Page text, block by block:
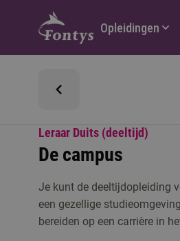
Hoofdmenu
Opleidingen
Leraar Duits (deeltijd)
De campus
Je kunt de deeltijdopleiding
een gezellige
bereiden op een carrière in